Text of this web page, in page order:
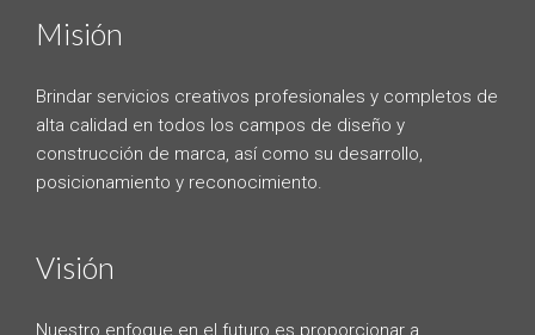
Misión
Brindar servicios creativos profesionales y completos de
alta calidad en todos los campos de diseño y
construcción de marca, así como su desarrollo,
posicionamiento y reconocimiento.
Visión
Nuestro enfoque en el futuro es proporcionar a